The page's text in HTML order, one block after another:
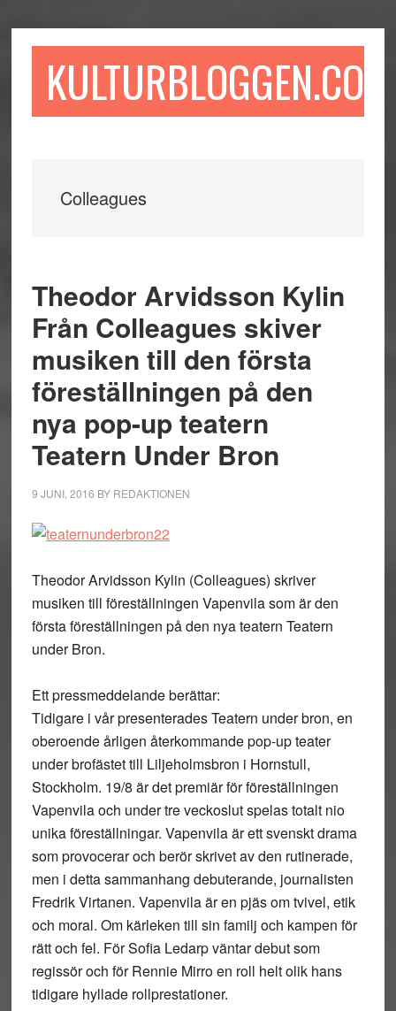
till
till
sidofältet
till
KULTURBLOGGEN.COM
Colleagues
Theodor Arvidsson Kylin
Från Colleagues skiver
musiken till den första
föreställningen på den
nya pop-up teatern
Teatern Under Bron
9 JUNI, 2016 BY REDAKTIONEN
Theodor Arvidsson Kylin (Colleagues) skriver
musiken till föreställningen Vapenvila som är den
första föreställningen på den nya teatern Teatern
under Bron.
Ett pressmeddelande berättar:
Tidigare i vår presenterades Teatern under bron, en
oberoende årligen återkommande pop-up teater
under brofästet till Liljeholmsbron i Hornstull,
Stockholm. 19/8 är det premiär för föreställningen
Vapenvila och under tre veckoslut spelas totalt nio
unika föreställningar. Vapenvila är ett svenskt drama
som provocerar och berör skrivet av den rutinerade,
men i detta sammanhang debuterande, journalisten
Fredrik Virtanen. Vapenvila är en pjäs om tvivel, etik
och moral. Om kärleken till sin familj och kampen för
rätt och fel. För Sofia Ledarp väntar debut som
regissör och för Rennie Mirro en roll helt olik hans
tidigare hyllade rollprestationer.